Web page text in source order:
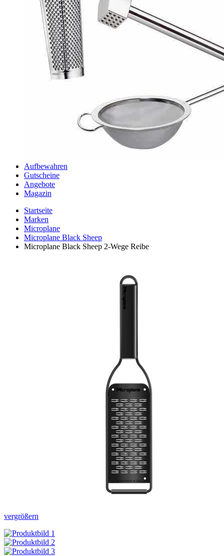
Aufbewahren
Gutscheine
Angebote
Magazin
Startseite
Marken
Microplane
Microplane Black Sheep
Microplane Black Sheep 2-Wege Reibe
vergrößern